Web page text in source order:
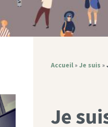
Accueil» Je suis »
Je